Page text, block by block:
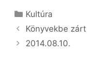
Kategória
Kultúra
Könyvekbe
2014.08.10.